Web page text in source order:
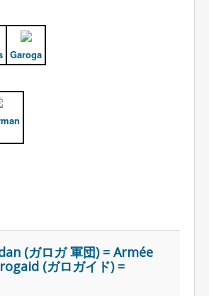
Garoga
(ガロガ 軍団) = Armée
(ガロガイド) =